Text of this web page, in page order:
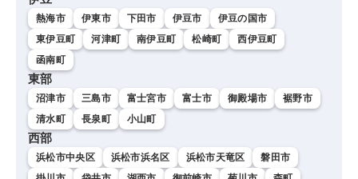
熱海市 伊東市 下田市 伊豆市
伊豆の国市
東伊豆町
河津町 南伊豆町 松崎町
西伊豆町
函南町
東部
沼津市 三島市 富士宮市 富士市 御殿場市
裾野市
清水町
長泉町 小山町
西部
浜松市中央区 浜松市浜名区 浜松市天竜区
磐田市